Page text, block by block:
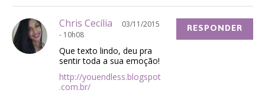
Chris Cecília
03/11/2015
- 10h08
Que texto lindo, deu pra
sentir toda a sua emoção!
http://youendless.blogspot
.com.br/
RESPONDER